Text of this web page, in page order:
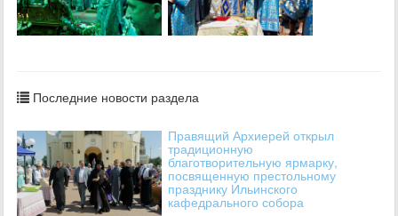
Последние новости раздела
Правящий Архиерей открыл
традиционную
благотворительную ярмарку,
посвященную престольному
празднику Ильинского
кафедрального собора